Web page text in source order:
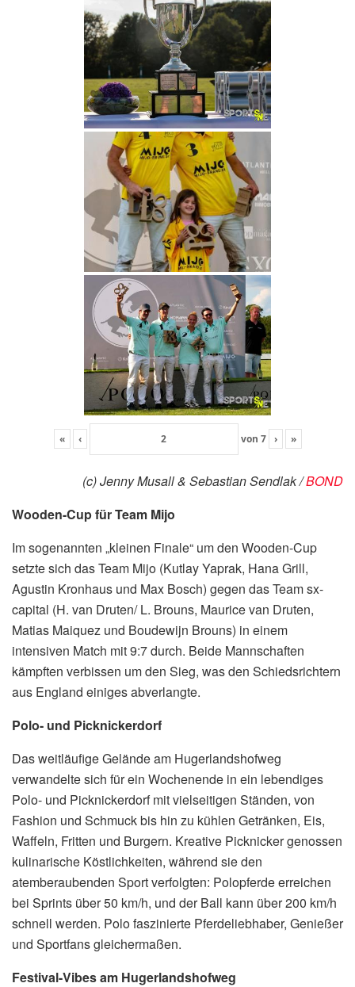
« ‹ von 7 › »
(c) Jenny Musall & Sebastian Sendlak /BOND
Wooden-Cup für Team Mijo
Im sogenannten „kleinen Finale“ um den Wooden-Cup
setzte sich das Team Mijo (Kutlay Yaprak, Hana Grill,
Agustin Kronhaus und Max Bosch) gegen das Team sx-
capital (H. van Druten/ L. Brouns, Maurice van Druten,
Matias Maiquez und Boudewijn Brouns) in einem
intensiven Match mit 9:7 durch. Beide Mannschaften
kämpften verbissen um den Sieg, was den Schiedsrichtern
aus England einiges abverlangte.
Polo- und Picknickerdorf
Das weitläufige Gelände am Hugerlandshofweg
verwandelte sich für ein Wochenende in ein lebendiges
Polo- und Picknickerdorf mit vielseitigen Ständen, von
Fashion und Schmuck bis hin zu kühlen Getränken, Eis,
Waffeln, Fritten und Burgern. Kreative Picknicker genossen
kulinarische Köstlichkeiten, während sie den
atemberaubenden Sport verfolgten: Polopferde erreichen
bei Sprints über 50 km/h, und der Ball kann über 200 km/h
schnell werden. Polo faszinierte Pferdeliebhaber, Genießer
und Sportfans gleichermaßen.
Festival-Vibes am Hugerlandshofweg